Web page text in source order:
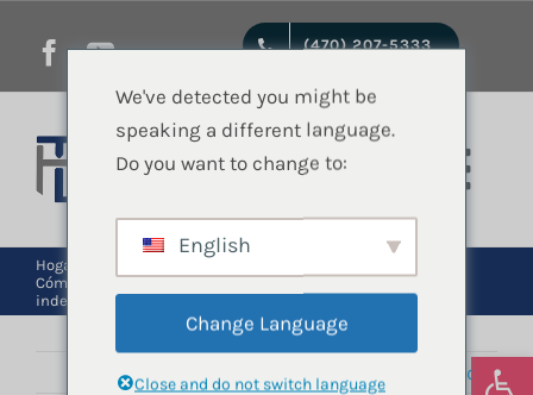
Abrir
(470) 207-5333
de
Inicio
Servicios jurídicos
Hogar
Cómo la representación legal puede maximizar su
indemnización en casos de accidentes automovilísticos.
Anterior Próximo
We've detected you might be
speaking a different language.
Do you want to change to:
English
Change Language
Close and do not switch language